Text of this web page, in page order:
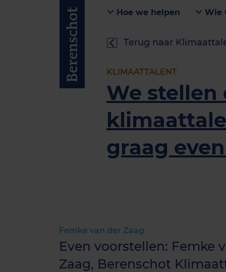
Hoe we helpen Wie
Terug naar
KLIMAATTALENT
We stellen
graag
Femke van der Zaag
Even voorstellen: Femke
Zaag, Berenschot